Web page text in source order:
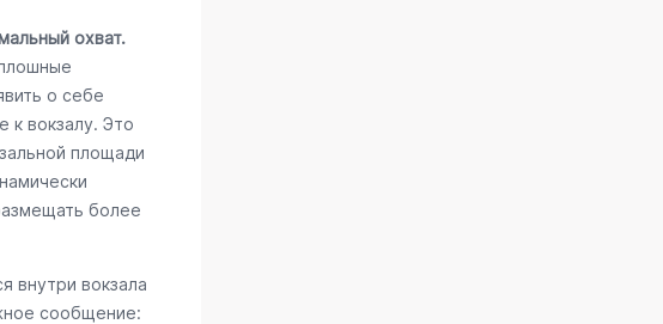
охват.
о себе
к вокзалу. Это
площади
более
внутри вокзала
сообщение: